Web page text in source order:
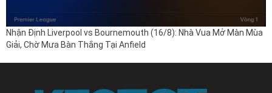
Nhận Định Liverpool vs Bournemouth (16/8): Nhà Vua Mở Màn Mùa
Giải, Chờ Mưa Bàn Thắng Tại Anfield